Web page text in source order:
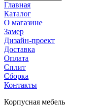
Главная
Каталог
О магазине
Замер
Дизайн-проект
Доставка
Оплата
Сплит
Сборка
Контакты
Корпусная мебель